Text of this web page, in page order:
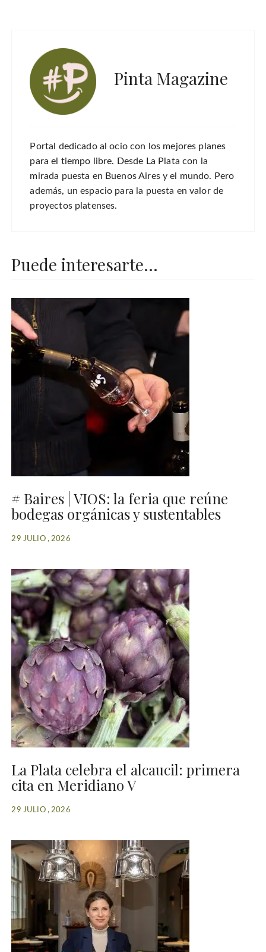
Pinta Magazine
Portal dedicado al ocio con los mejores planes
para el tiempo libre. Desde La Plata con la
mirada puesta en Buenos Aires y el mundo. Pero
además, un espacio para la puesta en valor de
proyectos platenses.
Puede interesarte...
# Baires | VIOS: la feria que reúne
bodegas orgánicas y sustentables
29 JULIO , 2026
La Plata celebra el alcaucil: primera
cita en Meridiano V
29 JULIO , 2026